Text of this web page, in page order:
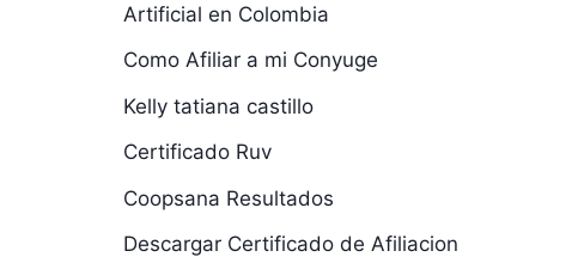
Artificial en Colombia
Como Afiliar a mi Conyuge
Kelly tatiana castillo
Certificado Ruv
Coopsana Resultados
Descargar Certificado de Afiliacion